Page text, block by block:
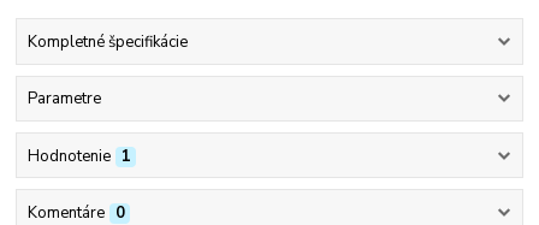
Kompletné špecifikácie
Parametre
Hodnotenie 1
Komentáre 0